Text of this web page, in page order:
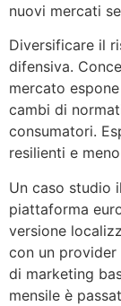
nuovi mercati
Diversificare il
difensiva.
mercato
cambi di
consumatori.
resilienti e
Un caso studio
piattaforma
versione
con un provider
di marketing
mensile è